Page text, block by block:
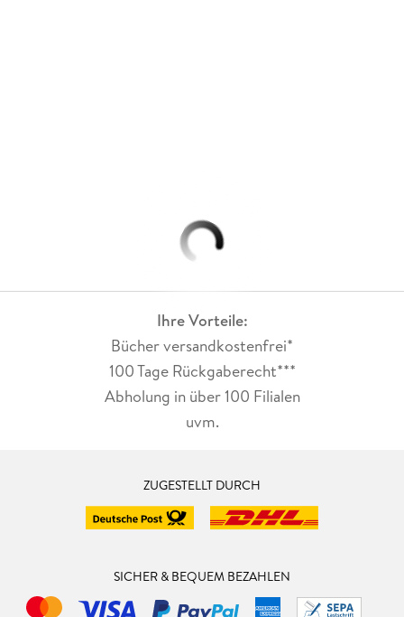
Ihre Vorteile:
Bücher versandkostenfrei*
100 Tage Rückgaberecht***
Abholung in über 100 Filialen
uvm.
ZUGESTELLT DURCH
SICHER & BEQUEM BEZAHLEN